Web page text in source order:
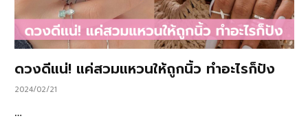
ดวงดีแน่! แค่สวมแหวนให้ถูกนิ้ว ทำอะไรก็ปัง
2024/02/21
…